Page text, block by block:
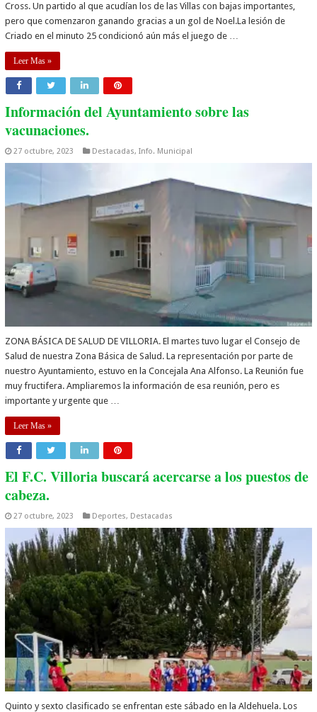
Cross. Un partido al que acudían los de las Villas con bajas importantes,
pero que comenzaron ganando gracias a un gol de Noel.La lesión de
Criado en el minuto 25 condicionó aún más el juego de …
Leer Mas »
Información del Ayuntamiento sobre las
vacunaciones.
27 octubre, 2023 Destacadas,Info. Municipal
ZONA BÁSICA DE SALUD DE VILLORIA. El martes tuvo lugar el Consejo de
Salud de nuestra Zona Básica de Salud. La representación por parte de
nuestro Ayuntamiento, estuvo en la Concejala Ana Alfonso. La Reunión fue
muy fructifera. Ampliaremos la información de esa reunión, pero es
importante y urgente que …
Leer Mas »
El F.C. Villoria buscará acercarse a los puestos de
cabeza.
27 octubre, 2023 Deportes, Destacadas
Quinto y sexto clasificado se enfrentan este sábado en la Aldehuela. Los